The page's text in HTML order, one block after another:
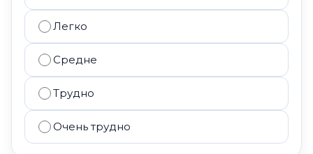
Легко
Средне
Трудно
Очень трудно